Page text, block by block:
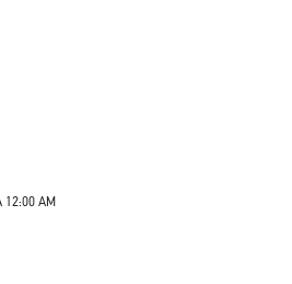
12:00 AM